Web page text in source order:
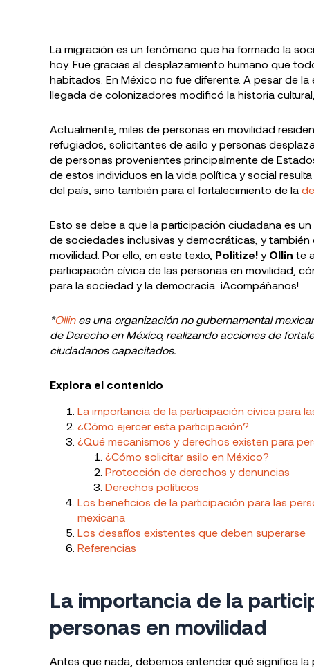
La migración es un fenómeno que ha formado la
hoy. Fue gracias al desplazamiento humano que
habitados. En México no fue diferente. A pesar de
llegada de colonizadores modificó la historia cultural,
Actualmente, miles de personas en movilidad
refugiados, solicitantes de asilo y personas
de personas provenientes principalmente de
de estos individuos en la vida política y social
del país, sino también para el fortalecimiento de la
Esto se debe a que la participación ciudadana es
de sociedades inclusivas y democráticas, y
movilidad. Por ello, en este texto, Politize! y Ollin te
participación cívica de las personas en movilidad,
para la sociedad y la democracia. ¡Acompáñanos!
*Ollines una organización no gubernamental
de Derecho en México, realizando acciones de
ciudadanos capacitados.
Explora el contenido
La importancia de la participación cívica para
¿Cómo ejercer esta participación?
¿Qué mecanismos y derechos existen para
¿Cómo solicitar asilo en México?
Protección de derechos y denuncias
Derechos políticos
Los beneficios de la participación para las
mexicana
Los desafíos existentes que deben superarse
Referencias
La importancia de la
personas en movilidad
Antes que nada, debemos entender qué significa